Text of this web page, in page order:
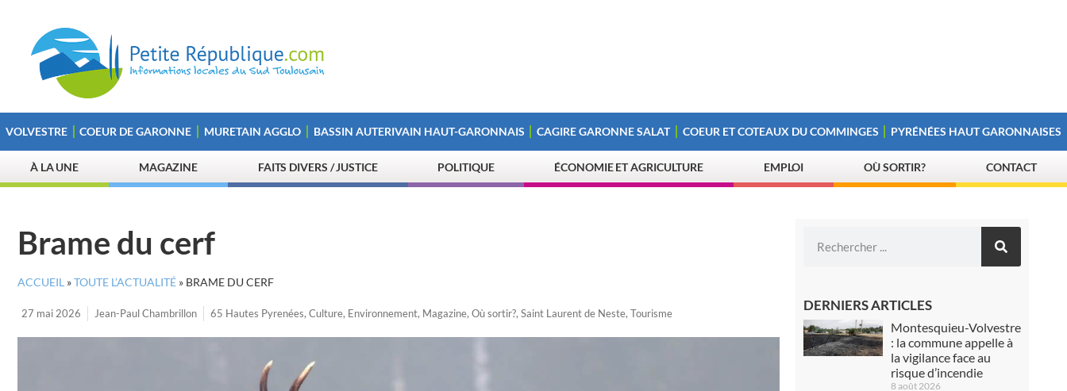
VOLVESTRE COEUR DE GARONNE MURETAIN AGGLO BASSIN AUTERIVAIN HAUT-GARONNAIS CAGIRE GARONNE SALAT COEUR ET COTEAUX DU COMMINGES PYRÉNÉES HAUT GARONNAISES
À LA UNE MAGAZINE FAITS DIVERS / JUSTICE POLITIQUE ÉCONOMIE ET AGRICULTURE EMPLOI OÙ SORTIR? CONTACT
Brame du cerf
ACCUEIL »TOUTE L’ACTUALITÉ » BRAME DU CERF
27 mai 2026 Jean-Paul Chambrillon 65 Hautes Pyrenées, Culture, Environnement, Magazine, Où sortir?, Saint Laurent de Neste, Tourisme DERNIERS ARTICLES
Montesquieu-Volvestre
: la commune appelle à
la vigilance face au
risque d’incendie
8 août 2026